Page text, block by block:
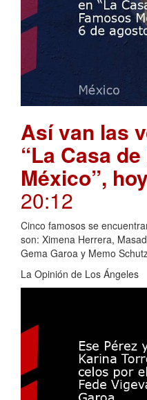
Así van las
“La Casa
México”,
20:12
Cinco famosos se
son: Ximena Herrera,
Gema Garoa y Memo
La Opinión de Los Ángeles